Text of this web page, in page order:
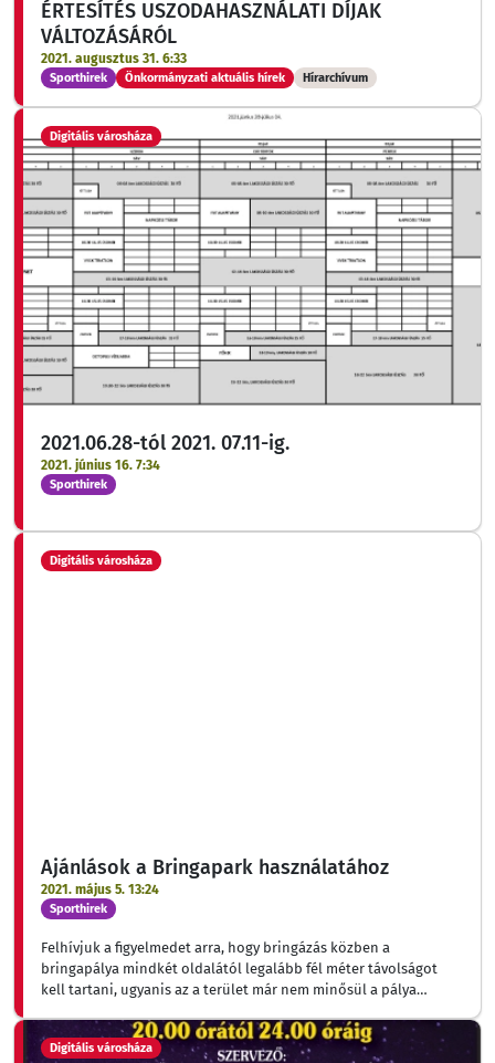
ÉRTESÍTÉS USZODAHASZNÁLATI DÍJAK
VÁLTOZÁSÁRÓL
2021. augusztus 31. 6:33
Sporthirek Önkormányzati aktuális hírek Hírarchívum
Digitális városháza
2021.06.28-tól 2021. 07.11-ig.
2021. június 16. 7:34
Sporthirek
Digitális városháza
Ajánlások a Bringapark használatához
2021. május 5. 13:24
Sporthirek
Felhívjuk a figyelmedet arra, hogy bringázás közben a
bringapálya mindkét oldalától legalább fél méter távolságot
kell tartani, ugyanis az a terület már nem minősül a pálya
szellemi állapotban kezdj hozzá az adott pálya leküzdéséhez.
Felkészültséged szerint mérlegeld a pálya nehézségi fokát és
Digitális városháza